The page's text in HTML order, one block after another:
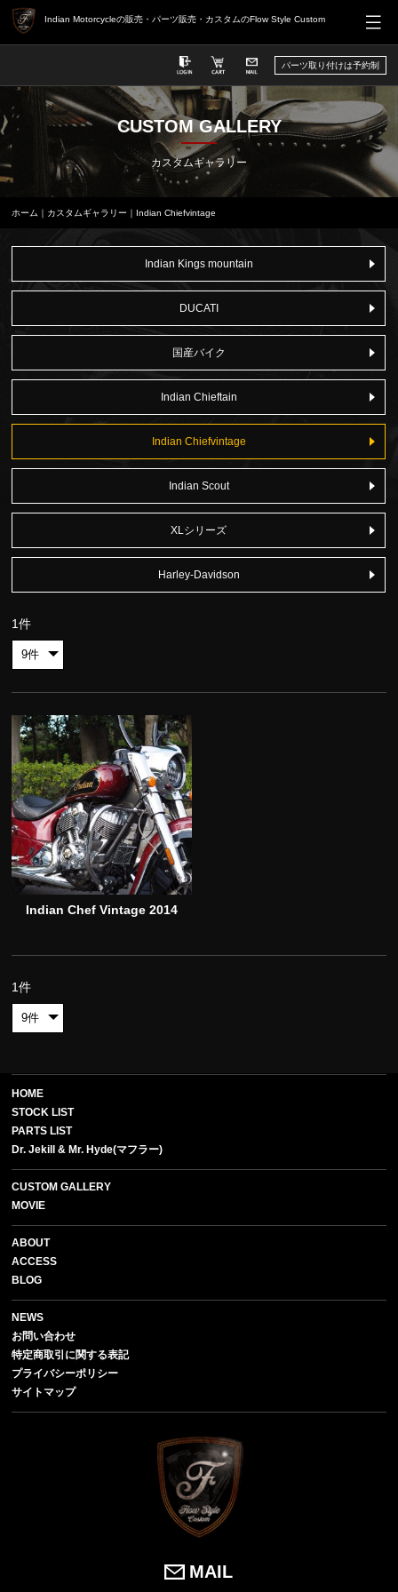
Indian Motorcycleの販売・パーツ販売・カスタムのFlow Style Custom
パーツ取り付けは予約制
CUSTOM GALLERY
カスタムギャラリー
ホーム ｜ カスタムギャラリー ｜Indian Chiefvintage
Indian Kings mountain
DUCATI
国産バイク
Indian Chieftain
Indian Chiefvintage
Indian Scout
XLシリーズ
Harley-Davidson
1件
Indian Chef Vintage 2014
1件
HOME
STOCK LIST
PARTS LIST
Dr. Jekill & Mr. Hyde(マフラー)
CUSTOM GALLERY
MOVIE
ABOUT
ACCESS
BLOG
NEWS
お問い合わせ
特定商取引に関する表記
プライバシーポリシー
サイトマップ
MAIL